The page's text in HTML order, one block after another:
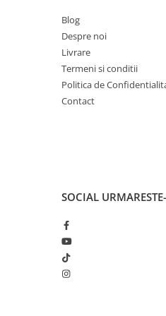
Micii colectionari
Animale din Salbaticie
Animalele Planetei
Vietuitoare din mari si oceane
Colectia Betterly
Pe urmele dinozaurilor
Camera copilului
Blog
Despre noi
Livrare
Termeni si conditii
Politica de
Contact
SOCIAL